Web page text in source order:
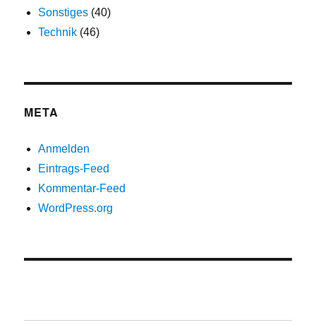
Sonstiges (40)
Technik (46)
META
Anmelden
Eintrags-Feed
Kommentar-Feed
WordPress.org